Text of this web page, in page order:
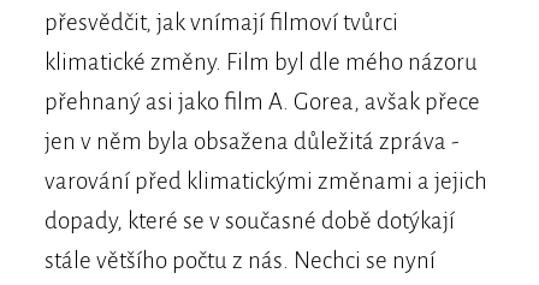
přesvědčit, jak vnímají filmoví tvůrci
klimatické změny. Film byl dle mého názoru
přehnaný asi jako film A. Gorea, avšak přece
jen v něm byla obsažena důležitá zpráva -
varování před klimatickými změnami a jejich
dopady, které se v současné době dotýkají
stále většího počtu z nás. Nechci se nyní